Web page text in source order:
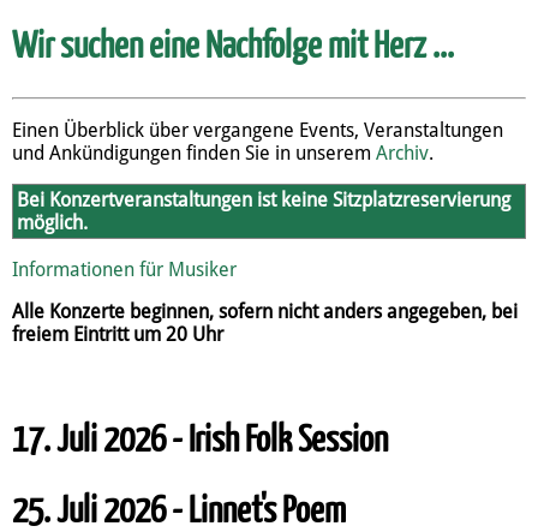
Wir suchen eine Nachfolge mit Herz ...
Einen Überblick über vergangene Events, Veranstaltungen
und Ankündigungen finden Sie in unserem Archiv.
Bei Konzertveranstaltungen ist keine Sitzplatzreservierung
möglich.
Informationen für Musiker
Alle Konzerte beginnen, sofern nicht anders angegeben, bei
freiem Eintritt um 20 Uhr
17. Juli 2026 - Irish Folk Session
25. Juli 2026 - Linnet's Poem